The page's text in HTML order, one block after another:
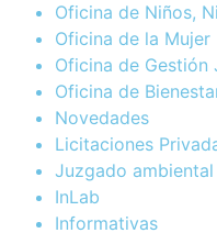
Oficina de Niños,
Oficina de la Mujer
Oficina de Gestión
Oficina de
Novedades
Licitaciones
Juzgado ambiental
InLab
Informativas